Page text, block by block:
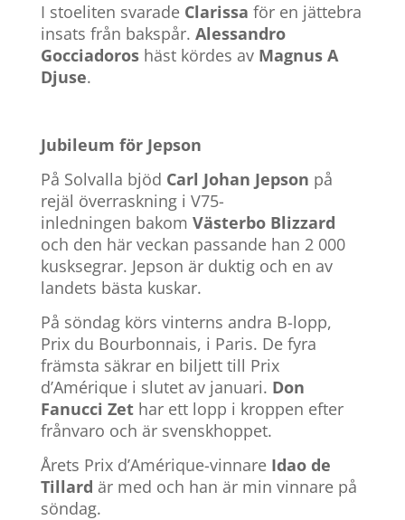
I stoeliten svarade Clarissa för en jättebra
insats från bakspår. Alessandro
Gocciadoroshäst kördes av Magnus A
Djuse.
Jubileum för Jepson
På Solvalla bjöd Carl Johan Jepson på
rejäl överraskning i V75-
inledningen bakom Västerbo Blizzard
och den här veckan passande han 2 000
kusksegrar. Jepson är duktig och en av
landets bästa kuskar.
På söndag körs vinterns andra B-lopp,
Prix du Bourbonnais, i Paris. De fyra
främsta säkrar en biljett till Prix
d’Amérique i slutet av januari. Don
Fanucci Zethar ett lopp i kroppen efter
frånvaro och är svenskhoppet.
Årets Prix d’Amérique-vinnare Idao de
Tillard är med och han är min vinnare på
söndag.